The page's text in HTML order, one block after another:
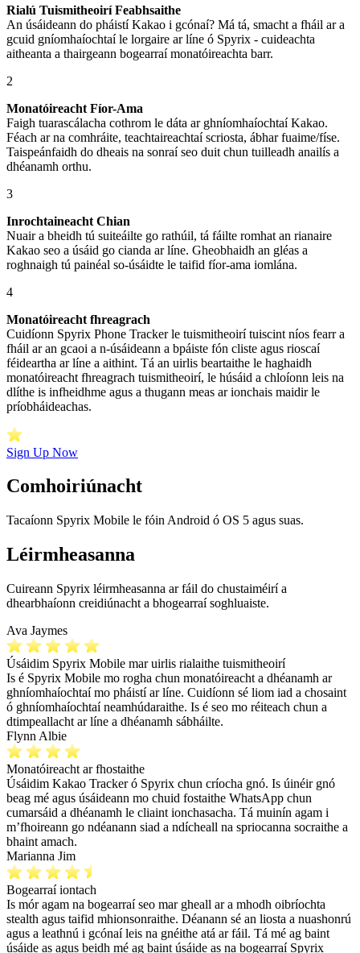
Rialú Tuismitheoirí Feabhsaithe
An úsáideann do pháistí Kakao i gcónaí? Má tá, smacht a fháil ar a
gcuid gníomhaíochtaí le lorgaire ar líne ó Spyrix - cuideachta
aitheanta a thairgeann bogearraí monatóireachta barr.
2
Monatóireacht Fíor-Ama
Faigh tuarascálacha cothrom le dáta ar ghníomhaíochtaí Kakao.
Féach ar na comhráite, teachtaireachtaí scriosta, ábhar fuaime/físe.
Taispeánfaidh do dheais na sonraí seo duit chun tuilleadh anailís a
dhéanamh orthu.
3
Inrochtaineacht Chian
Nuair a bheidh tú suiteáilte go rathúil, tá fáilte romhat an rianaire
Kakao seo a úsáid go cianda ar líne. Gheobhaidh an gléas a
roghnaigh tú painéal so-úsáidte le taifid fíor-ama iomlána.
4
Monatóireacht fhreagrach
Cuidíonn Spyrix Phone Tracker le tuismitheoirí tuiscint níos fearr a
fháil ar an gcaoi a n-úsáideann a bpáiste fón cliste agus rioscaí
féideartha ar líne a aithint. Tá an uirlis beartaithe le haghaidh
monatóireacht fhreagrach tuismitheoirí, le húsáid a chloíonn leis na
dlíthe is infheidhme agus a thugann meas ar ionchais maidir le
príobháideachas.
Sign Up Now
Comhoiriúnacht
Tacaíonn Spyrix Mobile le fóin Android ó OS 5 agus suas.
Léirmheasanna
Cuireann Spyrix léirmheasanna ar fáil do chustaiméirí a
dhearbhaíonn creidiúnacht a bhogearraí soghluaiste.
Ava Jaymes
Úsáidim Spyrix Mobile mar uirlis rialaithe tuismitheoirí
Is é Spyrix Mobile mo rogha chun monatóireacht a dhéanamh ar
ghníomhaíochtaí mo pháistí ar líne. Cuidíonn sé liom iad a chosaint
ó ghníomhaíochtaí neamhúdaraithe. Is é seo mo réiteach chun a
dtimpeallacht ar líne a dhéanamh sábháilte.
Flynn Albie
Monatóireacht ar fhostaithe
Úsáidim Kakao Tracker ó Spyrix chun críocha gnó. Is úinéir gnó
beag mé agus úsáideann mo chuid fostaithe WhatsApp chun
cumarsáid a dhéanamh le cliaint ionchasacha. Tá muinín agam i
m’fhoireann go ndéanann siad a ndícheall na spriocanna socraithe a
bhaint amach.
Marianna Jim
Bogearraí iontach
Is mór agam na bogearraí seo mar gheall ar a mhodh oibríochta
stealth agus taifid mhionsonraithe. Déanann sé an liosta a nuashonrú
agus a leathnú i gcónaí leis na gnéithe atá ar fáil. Tá mé ag baint
úsáide as agus beidh mé ag baint úsáide as na bogearraí Spyrix